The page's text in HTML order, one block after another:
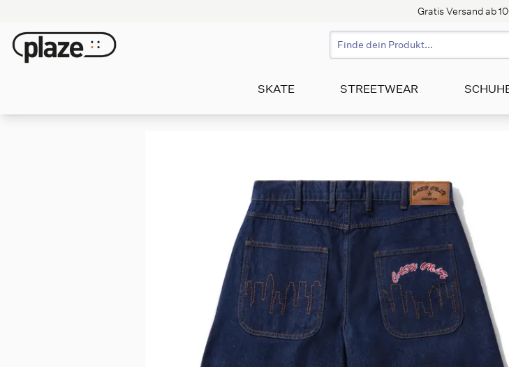
Gratis Versand ab
SKATE STREETWEAR